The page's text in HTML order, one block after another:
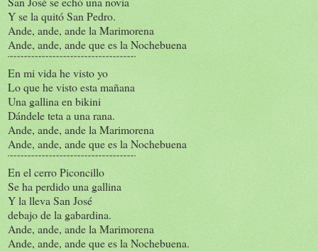
Y se la quitó San Pedro.
Ande, ande, ande la Marimorena
Ande, ande, ande que es la Nochebuena
¨¨¨¨¨¨¨¨¨¨¨¨¨¨¨¨¨¨¨¨¨¨¨¨¨¨¨¨¨¨¨¨¨¨¨¨
En mi vida he visto yo
Lo que he visto esta mañana
Una gallina en bikini
Dándele teta a una rana.
Ande, ande, ande la Marimorena
Ande, ande, ande que es la Nochebuena
¨¨¨¨¨¨¨¨¨¨¨¨¨¨¨¨¨¨¨¨¨¨¨¨¨¨¨¨¨¨¨¨¨¨¨¨
En el cerro Piconcillo
Se ha perdido una gallina
Y la lleva San José
debajo de la gabardina.
Ande, ande, ande la Marimorena
Ande, ande, ande que es la Nochebuena.